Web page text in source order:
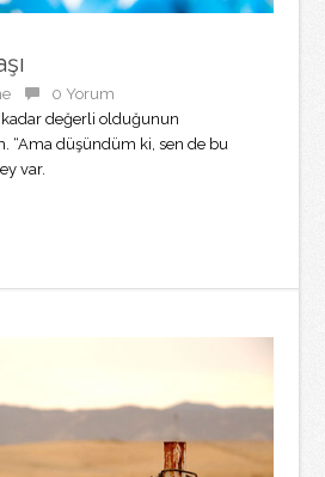
0 Yorum
kadar değerli olduğunun
“Ama düşündüm ki, sen de bu
var.